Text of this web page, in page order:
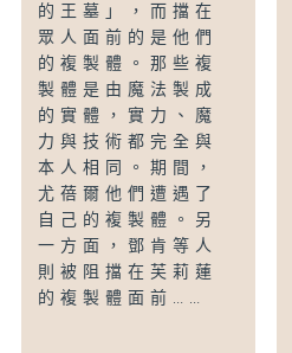
的王墓」，而擋在
眾人面前的是他們
的複製體。那些複
製體是由魔法製成
的實體，實力、魔
力與技術都完全與
本人相同。期間，
尤蓓爾他們遭遇了
自己的複製體。另
一方面，鄧肯等人
則被阻擋在芙莉蓮
的複製體面前……